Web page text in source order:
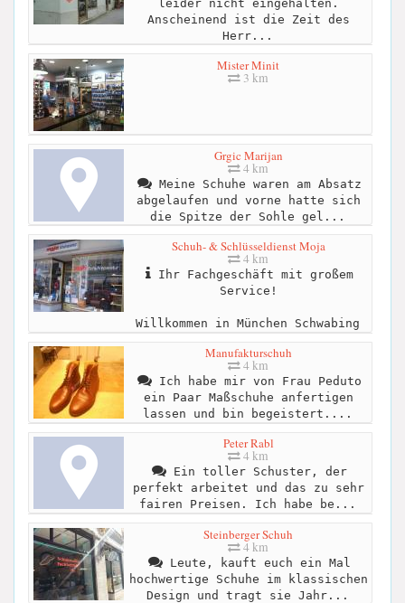
leider nicht eingehalten.
Anscheinend ist die Zeit des
Herr...
Mister Minit
3 km
Grgic Marijan
4 km
Meine Schuhe waren am Absatz
abgelaufen und vorne hatte sich
die Spitze der Sohle gel...
Schuh- & Schlüsseldienst Moja
4 km
Ihr Fachgeschäft mit großem
Service!
Willkommen in München Schwabing
Manufakturschuh
4 km
Ich habe mir von Frau Peduto
ein Paar Maßschuhe anfertigen
lassen und bin begeistert....
Peter Rabl
4 km
Ein toller Schuster, der
perfekt arbeitet und das zu sehr
fairen Preisen. Ich habe be...
Steinberger Schuh
4 km
Leute, kauft euch ein Mal
hochwertige Schuhe im klassischen
Design und tragt sie Jahr...